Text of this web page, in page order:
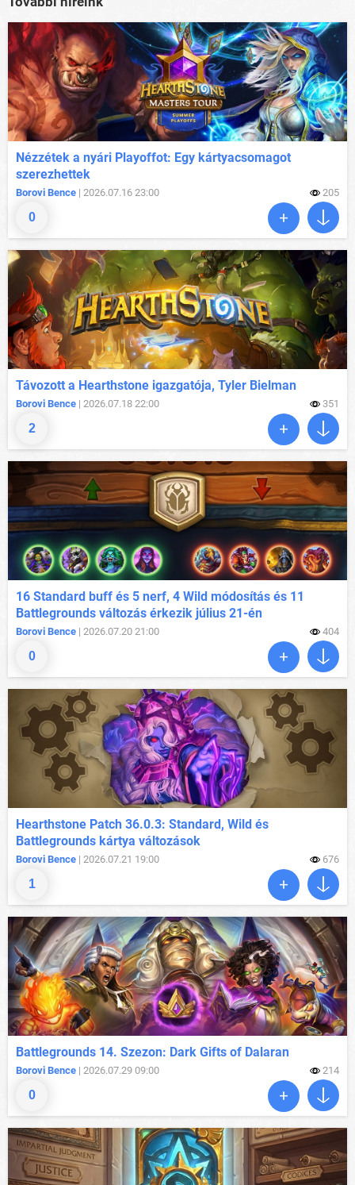
0
Nézzétek a nyári Playoffot: Egy kártyacsomagot
szerezhettek
Borovi Bence | 2026.07.16 23:00 205
2
Távozott a Hearthstone igazgatója, Tyler Bielman
Borovi Bence | 2026.07.18 22:00 351
0
16 Standard buff és 5 nerf, 4 Wild módosítás és 11
Battlegrounds változás érkezik július 21-én
Borovi Bence | 2026.07.20 21:00 404
1
Hearthstone Patch 36.0.3: Standard, Wild és
Battlegrounds kártya változások
Borovi Bence | 2026.07.21 19:00 676
0
Battlegrounds 14. Szezon: Dark Gifts of Dalaran
Borovi Bence | 2026.07.29 09:00 214